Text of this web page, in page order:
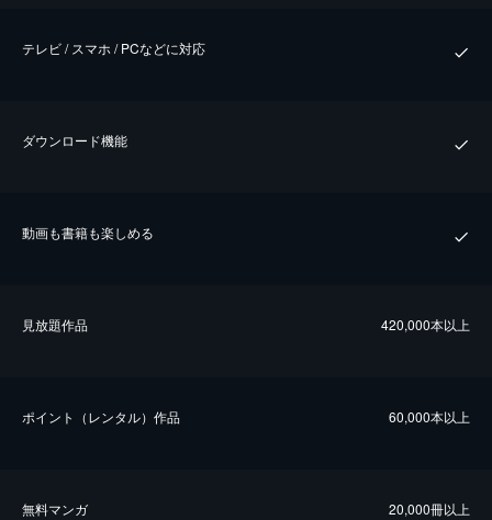
テレビ / スマホ / PCなどに対応
ダウンロード機能
動画も書籍も楽しめる
⾒放題作品 420,000本以上
ポイント（レンタル）作品 60,000本以上
無料マンガ 20,000冊以上